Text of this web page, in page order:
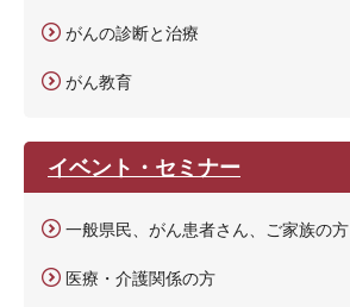
がんの診断と治療
がん教育
イベント・セミナー
一般県民、がん患者さん、ご家族の方
医療・介護関係の方